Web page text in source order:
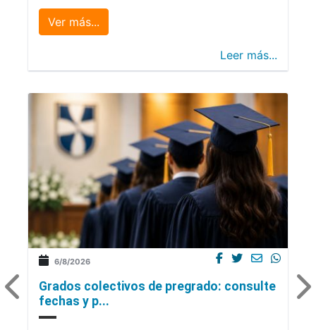
Ver más...
Leer más...
6/8/2026
Grados colectivos de pregrado: consulte
fechas y p...